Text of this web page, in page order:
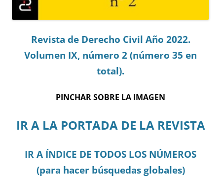
Revista de Derecho Civil Año 2022.
Volumen IX, número 2 (número 35 en
total).
PINCHAR SOBRE LA IMAGEN
IR A LA PORTADA DE LA REVISTA
IR A ÍNDICE DE TODOS LOS NÚMEROS
(para hacer búsquedas globales)